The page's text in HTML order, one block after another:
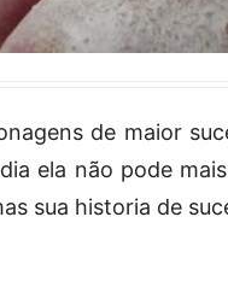
de maior
ela não pode
sua historia de